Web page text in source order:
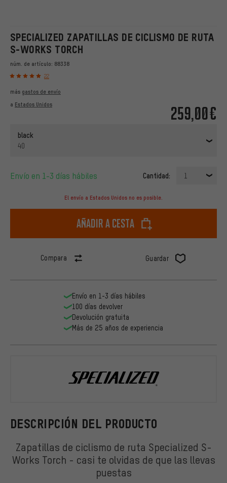
SPECIALIZED ZAPATILLAS DE CICLISMO DE RUTA
S-WORKS TORCH
núm. de artículo: 88338
22
259,00€
más gastos de envío
a Estados Unidos
black
40
Envío en 1-3 días hábiles Cantidad: 1
El envío a Estados Unidos no es posible.
Añadir a cesta
Compara Guardar
DESCRIPCIÓN DEL PRODUCTO
Zapatillas de ciclismo de ruta Specialized S-
Works Torch - casi te olvidas de que las llevas
puestas
Envío en 1-3 días hábiles
100 días devolver
Devolución gratuita
Más de 25 años de experiencia